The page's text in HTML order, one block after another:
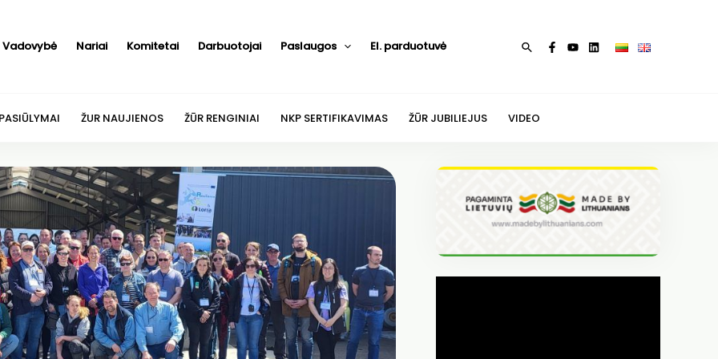
Vadovybė Nariai Komitetai Darbuotojai Paslaugos El. parduotuvė Paieška
ŽUR NAUJIENOS ŽŪR RENGINIAI NKP SERTIFIKAVIMAS ŽŪR JUBILIEJUS VIDEO